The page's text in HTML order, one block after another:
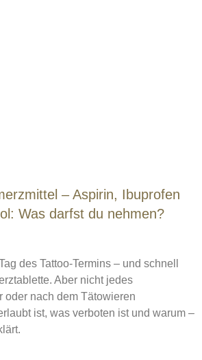
– Aspirin, Ibuprofen
Was darfst du nehmen?
des Tattoo-Termins – und schnell
Aber nicht jedes
oder nach dem Tätowieren
ist, was verboten ist und warum –